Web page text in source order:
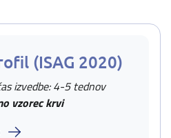
(ISAG 2020)
izvedbe: 4-5 tednov
vzorec krvi